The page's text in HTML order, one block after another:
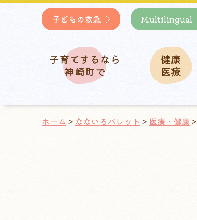
子育てするなら
神崎町で
健康
医療
子どもの救急 Multilingual
ホーム > なないろパレット > 医療・健康 >